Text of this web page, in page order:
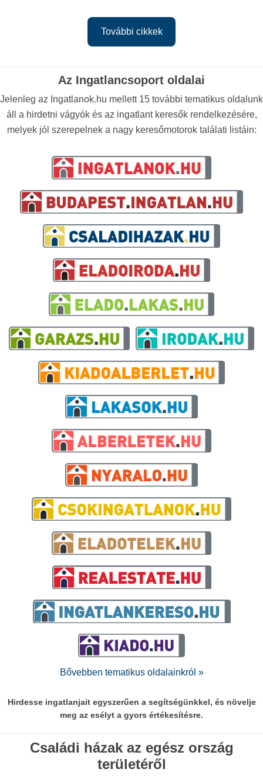
További cikkek
Az Ingatlancsoport oldalai
Jelenleg az Ingatlanok.hu mellett 15 további tematikus oldalunk
áll a hirdetni vágyók és az ingatlant keresők rendelkezésére,
melyek jól szerepelnek a nagy keresőmotorok találati listáin:
Bővebben tematikus oldalainkról »
Hirdesse ingatlanjait egyszerűen a segítségünkkel, és növelje
meg az esélyt a gyors értékesítésre.
Családi házak az egész ország
területéről